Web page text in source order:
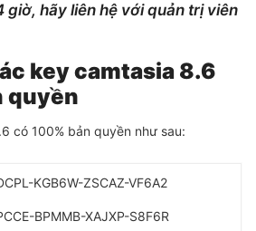
giờ, hãy liên hệ với quản trị viên
key camtasia 8.6
quyền
có 100% bản quyền như sau:
KGB6W-ZSCAZ-VF6A2
BPMMB-XAJXP-S8F6R